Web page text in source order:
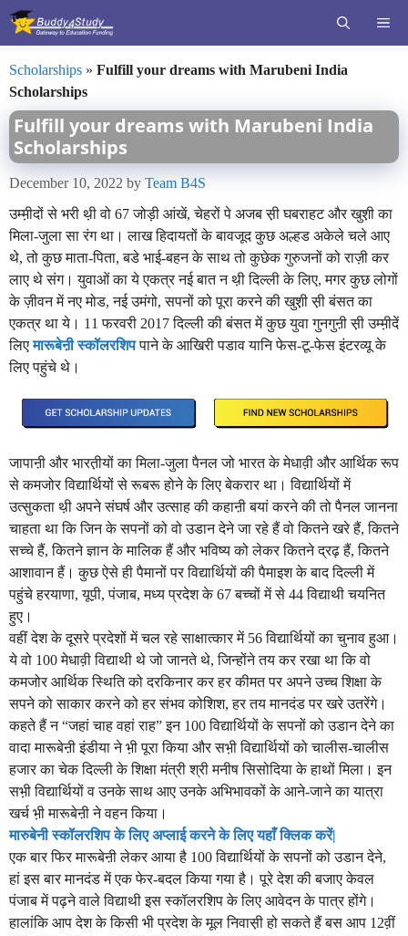
Skip
Scholarships » Fulfill your dreams with Marubeni India
Scholarships
Fulfill your dreams with Marubeni India
Scholarships
December 10, 2022 by Team B4S
उम्म़ीदों से भरी थ़ी वो 67 जोड़ी आंखें, चेहरों पे अजब स़ी घबराहट और खुश़ी का
मिला-जुला सा रंग था। लाख हिदायतों के बावजूद कुछ अल्हड अकेले चले आए
थे, तो कुछ माता-पिता, बडे भाई-बहन के साथ तो कुछेक गुरुजनों को राज़ी कर
लाए थे संग। युवाओं का ये एकत्र नई बात न थ़ी दिल्ली के लिए, मगर कुछ लोगों
के ज़ीवन में नए मोड, नई उमंगो, सपनों को पूरा करने की खुश़ी स़ी बंसत का
एकत्र था ये। 11 फरवरी 2017 दिल्ली की बंसत में कुछ युवा गुनगुऩी स़ी उम्म़ीदें
लिएमारूबेऩी स्कॉलरशिपपाने के आखिरी पडाव यानि फेस-टू-फेस इंटरव्यू के
लिए पहुंचे थे।
जापाऩी और भारत़ीयों का मिला-जुला पैनल जो भारत के मेधाव़ी और आर्थिक रूप
से कमजोर विद्यार्थियों से रूबरू होने के लिए बेकरार था। विद्यार्थियों में
उत्सुकता थ़ी अपने संघर्ष और उत्साह की कहाऩी बयां करने की तो पैनल जानना
चाहता था कि जिन के सपनों को वो उडान देने जा रहे हैं वो कितने खरे हैं, कितने
सच्चे हैं, कितने ज्ञान के मालिक हैं और भविष्य को लेकर कितने द्रढ़ हैं, कितने
आशावान हैं। कुछ ऐसे ही पैमानों पर विद्यार्थियों की पैमाइश के बाद दिल्ली में
पहुंचे हरयाणा, यूप़ी, पंजाब, मध्य प्रदेश के 67 बच्चों में से 44 विद्याथी चयनित
हुए।
वहीं देश के दूसरे प्रदेशों में चल रहे साक्षात्कार में 56 विद्यार्थियों का चुनाव हुआ।
ये वो 100 मेधाव़ी विद्याथी थे जो जानते थे, जिन्होंने तय कर रखा था कि वो
कमजोर आर्थिक स्थिति को दरकिनार कर हर कीमत पर अपने उच्च शिक्षा के
सपने को साकार करने को हर संभव कोशिश, हर तय मानदंड पर खरे उतरेंगे।
कहते हैं न “जहां चाह वहां राह” इन 100 विद्यार्थियों के सपनों को उडान देने का
वादा मारूबेऩी इंडीया ने भ़ी पूरा किया और सभ़ी विद्यार्थियों को चालीस-चालीस
हजार का चेक दिल्ली के शिक्षा मंत्री श्री मनीष सिसोदिया के हाथों मिला। इन
सभ़ी विद्यार्थियों व उनके साथ आए उनके अभिभावकों के आने-जाने का यात्रा
खर्च भ़ी मारूबेऩी ने वहन किया।
मारुबेनी स्कॉलरशिप के लिए अप्लाई करने के लिए यहाँ क्लिक करें|
एक बार फिर मारूबेऩी लेकर आया है 100 विद्यार्थियों के सपनों को उडान देने,
हां इस बार मानदंड में एक फेर-बदल किया गया है। पूरे देश की बजाए केवल
पंजाब में पढ़ने वाले विद्याथी इस स्कॉलरशिप के लिए आवेदन के पात्र होंगे।
हालांकि आप देश के किसी भी प्रदेश के मूल निवास़ी हो सकते हैं बस आप 12व़ीं